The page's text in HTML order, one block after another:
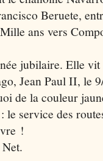
Beruete,
ans vers
jubilaire. Elle
Jean Paul II, le
de la couleur
service des
!